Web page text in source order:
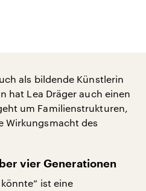
als bildende Künstlerin
hat Lea Dräger auch einen
um Familienstrukturen,
Wirkungsmacht des
vier Generationen
ist eine